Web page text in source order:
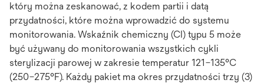
który można zeskanować, z kodem partii i datą
przydatności, które można wprowadzić do systemu
monitorowania. Wskaźnik chemiczny (CI) typu 5 może
być używany do monitorowania wszystkich cykli
sterylizacji parowej w zakresie temperatur 121–135°C
(250–275°F). Każdy pakiet ma okres przydatności trzy (3)